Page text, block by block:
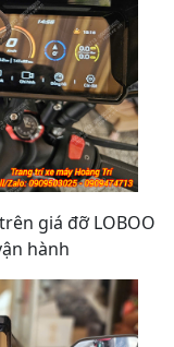
giá đỡ LOBOO
hành